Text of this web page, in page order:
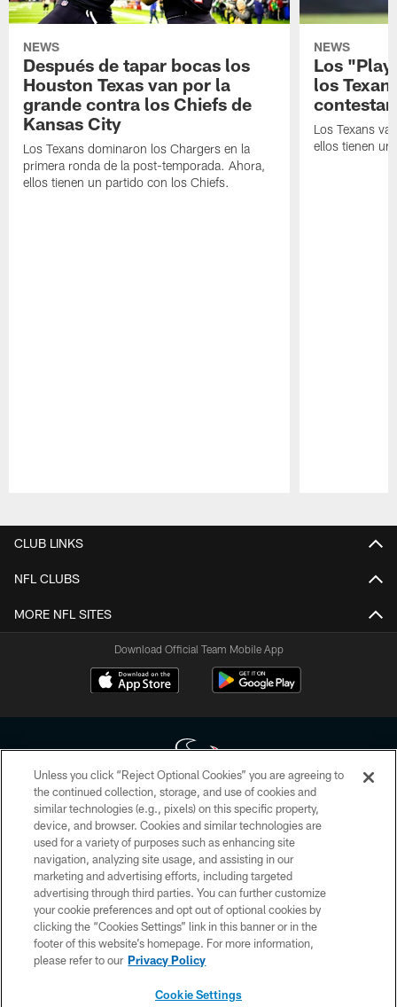
NEWS
Después de tapar bocas los
Houston Texas van por la
grande contra los Chiefs de
Kansas City
Los Texans dominaron los Chargers en la
primera ronda de la post-temporada. Ahora,
ellos tienen un partido con los Chiefs.
NEWS
Los
los
contestar
Los Texans
ellos tienen un
CLUB LINKS
NFL CLUBS
MORE NFL SITES
Download Official Team Mobile App
Copyright © 2026 Houston Texans. All rights reserved. No portion of
HoustonTexans.com may be duplicated, redistributed or manipulated in any
form. By accessing any information beyond this page, you agree to abide by
the HoustonTexans.com Privacy Policy, Code of Conduct, and Terms and
Conditions.
PRIVACY POLICY
ACCESSIBILITY
CONTACT US
Unless you click “Reject Optional Cookies” you are agreeing to
the continued collection, storage, and use of cookies and
similar technologies (e.g., pixels) on this specific property,
device, and browser. Cookies and similar technologies are
used for a variety of purposes such as enhancing site
navigation, analyzing site usage, and assisting in our
marketing and advertising efforts, including targeted
advertising through third parties. You can further customize
your cookie preferences and opt out of optional cookies by
clicking the “Cookies Settings” link in this banner or in the
footer of this website’s homepage. For more information,
please refer to our Privacy Policy
Cookie Settings